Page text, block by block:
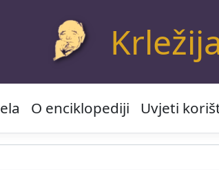
O enciklopediji Uvjeti